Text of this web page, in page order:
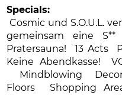
Specials:
Cosmic und S.O.U.L.
gemeinsam eine
Pratersauna! 13 Acts
Keine Abendkasse!
Mindblowing
Floors Shopping